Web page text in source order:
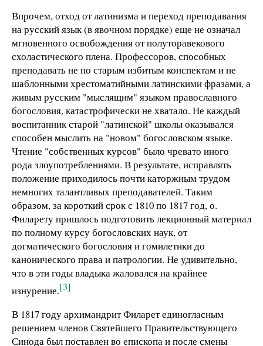
Впрочем, отход от латинизма и переход преподавания
на русский язык (в явочном порядке) еще не означал
мгновенного освобождения от полуторавекового
схоластического плена. Профессоров, способных
преподавать не по старым избитым конспектам и не
шаблонными хрестоматийными латинскими фразами, а
живым русским "мыслящим" языком православного
богословия, катастрофически не хватало. Не каждый
воспитанник старой "латинской" школы оказывался
способен мыслить на "новом" богословском языке.
Чтение "собственных курсов" было чревато иного
рода злоупотреблениями. В результате, исправлять
положение приходилось почти каторжным трудом
немногих талантливых преподавателей. Таким
образом, за короткий срок с 1810 по 1817 год, о.
Филарету пришлось подготовить лекционный материал
по полному курсу богословских наук, от
догматического богословия и гомилетики до
канонического права и патрологии. Не удивительно,
что в эти годы владыка жаловался на крайнее
изнурение.[3]
В 1817 году архимандрит Филарет единогласным
решением членов Святейшего Правительствующего
Синода был поставлен во епископа и после смены